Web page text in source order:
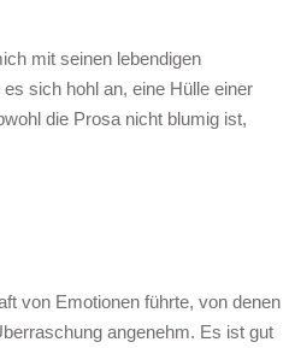
mit seinen lebendigen
sich hohl an, eine Hülle einer
die Prosa nicht blumig ist,
von Emotionen führte, von denen
angenehm. Es ist gut